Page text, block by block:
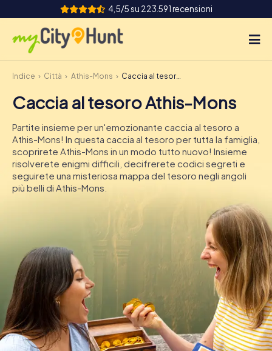
4,5/5 su 223.591 recensioni
Come funziona
Città
Tour
Team Building
Biglietti
DE
IE
IT
Prenota Biglietti
Indice Città Athis-Mons Caccia al tesoro Athis-Mons
Caccia al tesoro Athis-Mons
Partite insieme per un'emozionante caccia al tesoro a
Athis-Mons! In questa caccia al tesoro per tutta la famiglia,
scoprirete Athis-Mons in un modo tutto nuovo! Insieme
risolverete enigmi difficili, decifrerete codici segreti e
seguirete una misteriosa mappa del tesoro negli angoli
più belli di Athis-Mons.